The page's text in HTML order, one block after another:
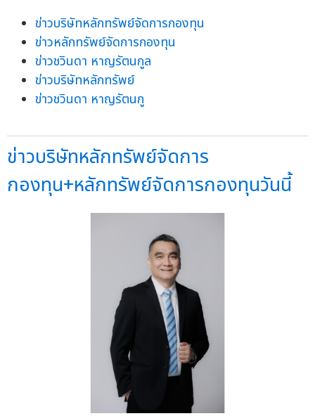
ข่าวบริษัทหลักทรัพย์จัดการกองทุน
ข่าวหลักทรัพย์จัดการกองทุน
ข่าวชวินดา หาญรัตนกูล
ข่าวบริษัทหลักทรัพย์
ข่าวชวินดา หาญรัตนกู
ข่าวบริษัทหลักทรัพย์จัดการ
กองทุน+หลักทรัพย์จัดการกองทุนวันนี้